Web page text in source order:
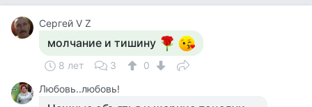
Сергей V Z
молчание и тишину
8 лет 3
0
Любовь..любовь!